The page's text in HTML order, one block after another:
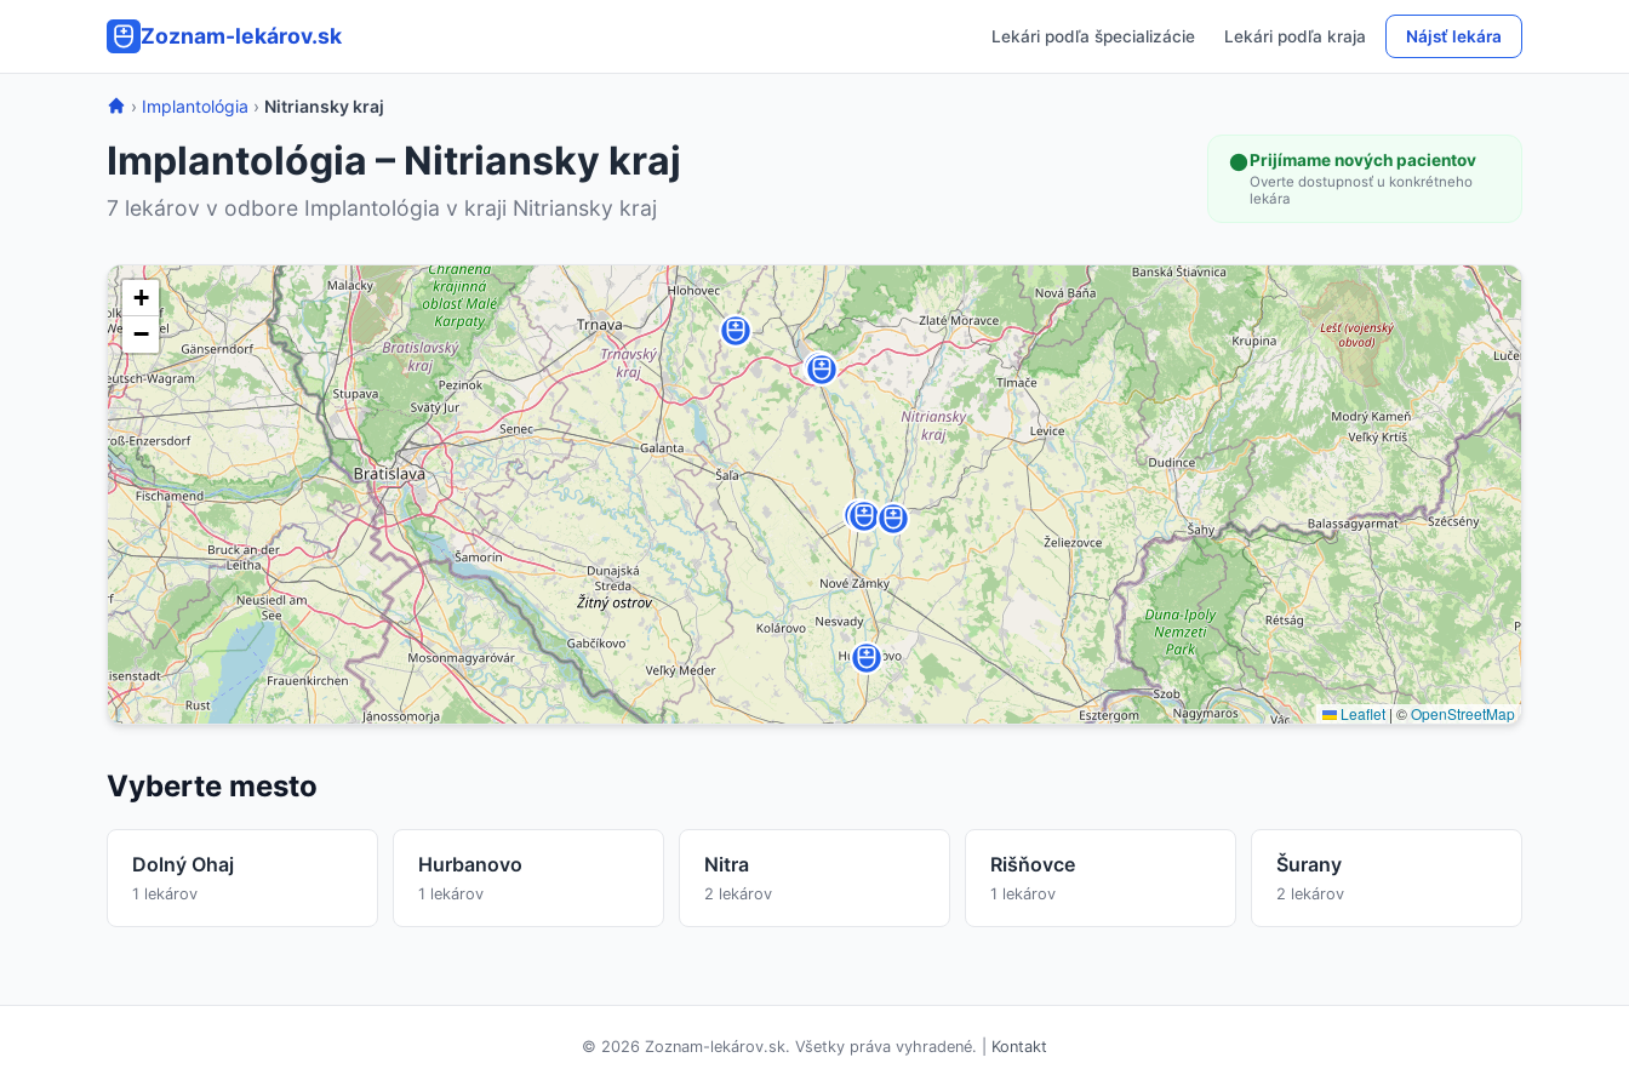
Zoznam-lekárov.sk Lekári podľa špecializácie Lekári podľa kraja Nájsť lekára
› Implantológia › Nitriansky kraj
Implantológia – Nitriansky kraj
7 lekárov v odbore Implantológia v kraji Nitriansky kraj
Prijímame nových pacientov
Overte dostupnosť u konkrétneho
lekára
+
−
Leaflet | ©OpenStreetMap
Vyberte mesto
Dolný Ohaj
1 lekárov
Hurbanovo
1 lekárov
Nitra
2 lekárov
Rišňovce
1 lekárov
Šurany
2 lekárov
© 2026 Zoznam-lekárov.sk. Všetky práva vyhradené. | Kontakt